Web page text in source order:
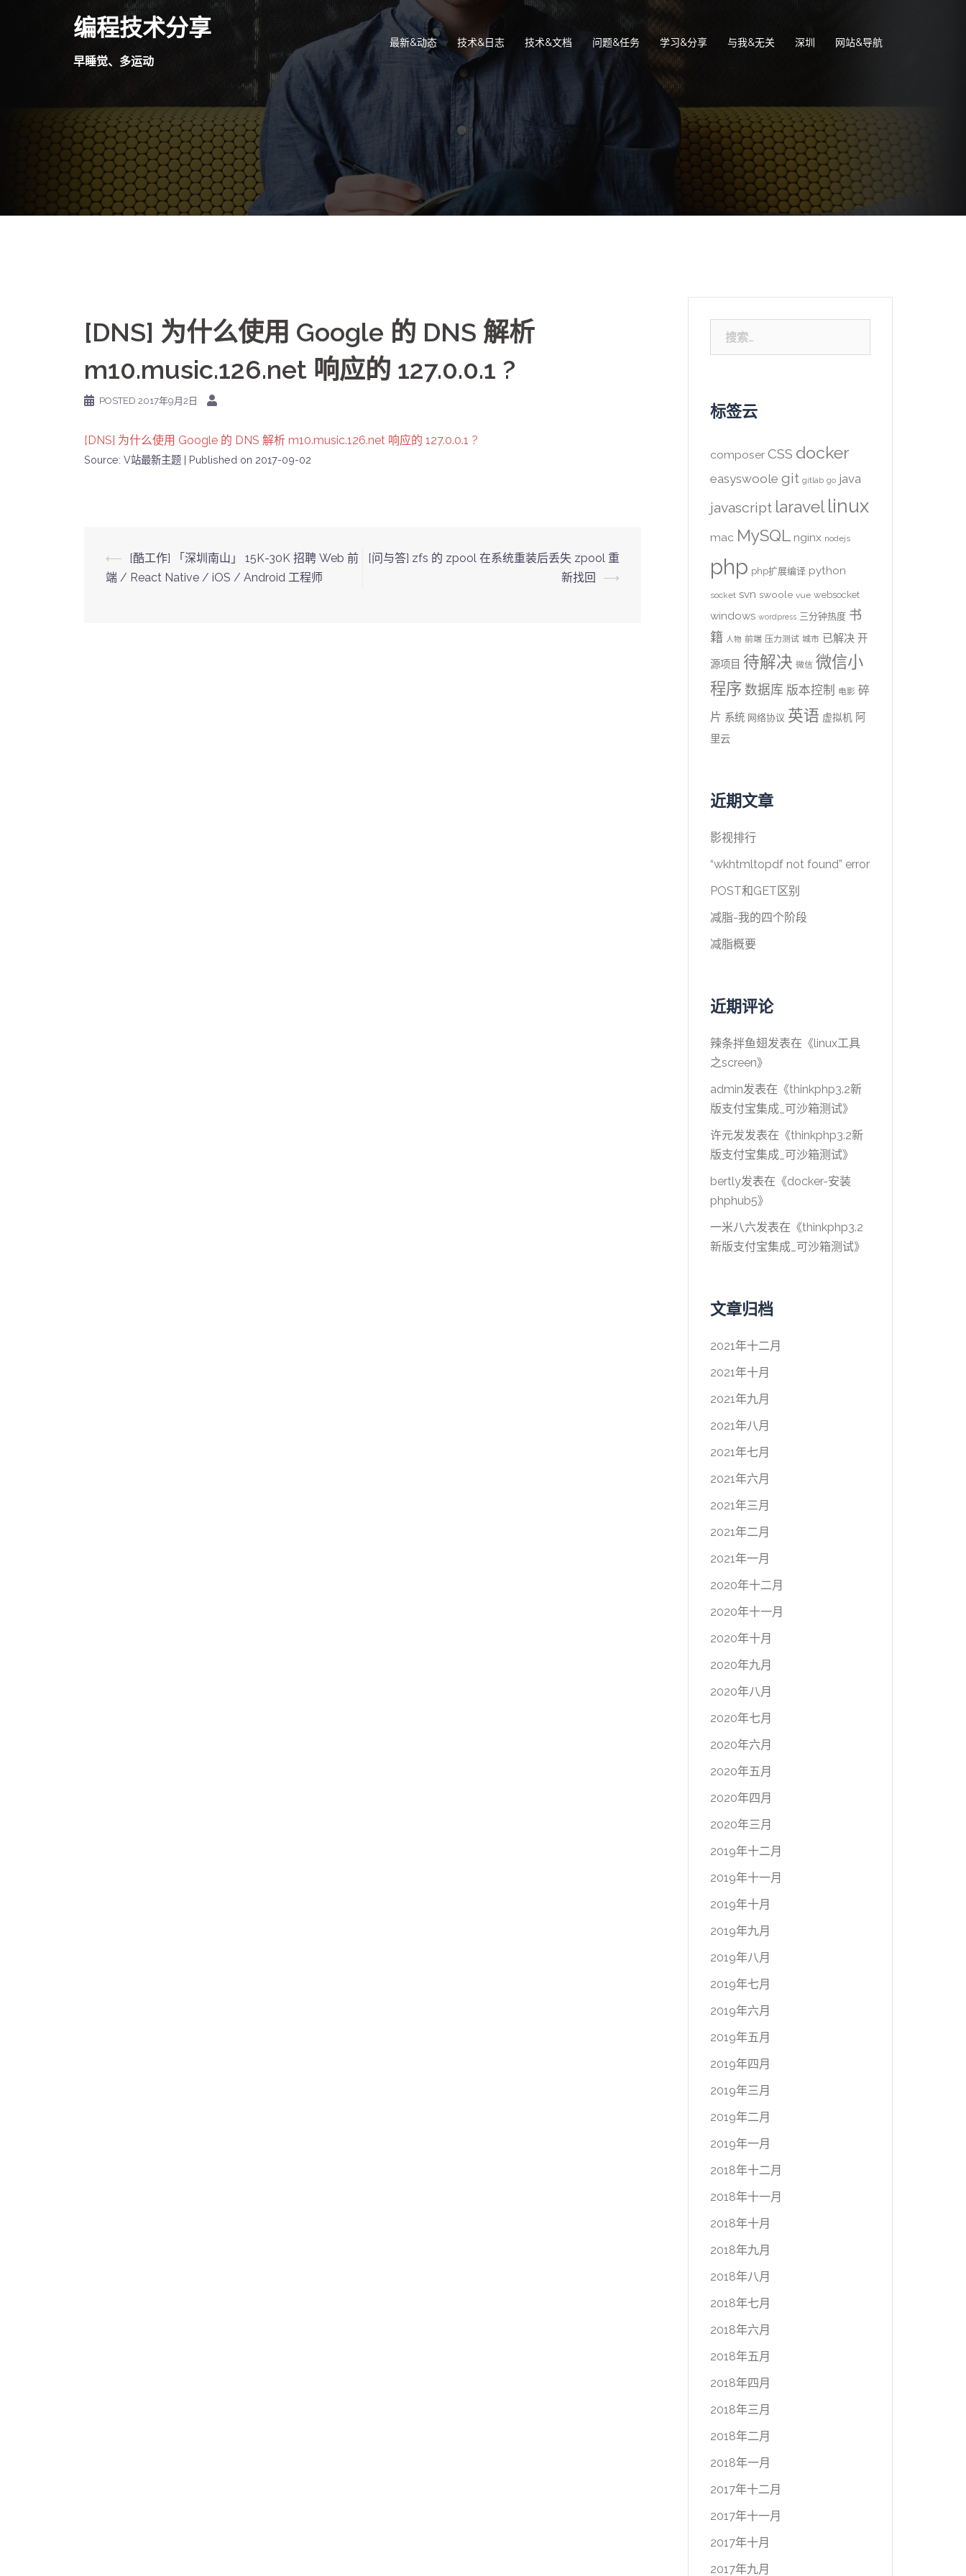
编程技术分享
早睡觉、多运动
最新&动态 技术&日志 技术&文档 问题&任务 学习&分享 与我&无关 深圳 网站&导航
[DNS] 为什么使用 Google 的 DNS 解析
m10.music.126.net 响应的 127.0.0.1 ?
POSTED 2017年9月2日
[DNS] 为什么使用 Google 的 DNS 解析 m10.music.126.net 响应的 127.0.0.1 ?
Source: V站最新主题 Published on 2017-09-02
Post
⟵
[酷工作] 「深圳南山」 15K-30K 招聘 Web 前
端 / React Native / iOS / Android 工程师
[问与答] zfs 的 zpool 在系统重装后丢失 zpool 重
新找回
⟶
索：
标签云
composer CSS docker
easyswoole git gitlab go java
javascript laravel linux
mac MySQL nginx nodejs
php php扩展编译 python
socket svn swoole vue websocket
windows wordpress 三分钟热度 书
籍 人物 前端 压力测试 城市 已解决 开
源项目 待解决 微信 微信小
程序 数据库 版本控制 电影 碎
片 系统 网络协议 英语 虚拟机 阿
里云
近期文章
影视排行
“wkhtmltopdf not found” error
POST和GET区别
减脂-我的四个阶段
减脂概要
近期评论
辣条拌鱼翅发表在《linux工具
之screen》
admin发表在《thinkphp3.2新
版支付宝集成_可沙箱测试》
许元发发表在《thinkphp3.2新
版支付宝集成_可沙箱测试》
bertly发表在《docker-安装
phphub5》
一米八六发表在《thinkphp3.2
新版支付宝集成_可沙箱测试》
文章归档
2021年十二月
2021年十月
2021年九月
2021年八月
2021年七月
2021年六月
2021年三月
2021年二月
2021年一月
2020年十二月
2020年十一月
2020年十月
2020年九月
2020年八月
2020年七月
2020年六月
2020年五月
2020年四月
2020年三月
2019年十二月
2019年十一月
2019年十月
2019年九月
2019年八月
2019年七月
2019年六月
2019年五月
2019年四月
2019年三月
2019年二月
2019年一月
2018年十二月
2018年十一月
2018年十月
2018年九月
2018年八月
2018年七月
2018年六月
2018年五月
2018年四月
2018年三月
2018年二月
2018年一月
2017年十二月
2017年十一月
2017年十月
2017年九月